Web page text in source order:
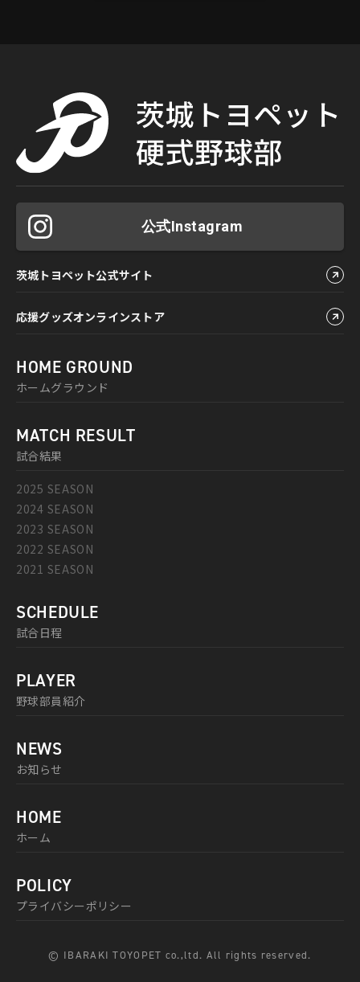
公式Instagram
茨城トヨペット公式サイト
応援グッズオンラインストア
HOME GROUND
ホームグラウンド
MATCH RESULT
試合結果
2025 SEASON
2024 SEASON
2023 SEASON
2022 SEASON
2021 SEASON
SCHEDULE
試合日程
PLAYER
野球部員紹介
NEWS
お知らせ
HOME
ホーム
POLICY
プライバシーポリシー
© IBARAKI TOYOPET co.,ltd. All rights reserved.